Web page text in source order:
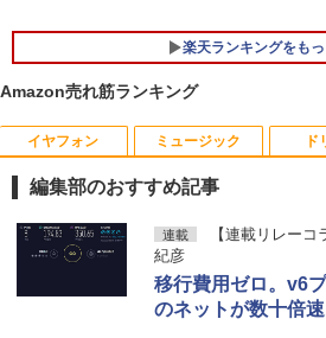
楽天ランキングをも
1
はだしのゲン（
庫コミック版） [
【中古】ギリシ
Amazon売れ筋ランキング
イヤフォン
Anker Soundcore
￥7,990
ミュージック
BRUCE WAYNE
[Explicit]
￥250
ド
by Amazon 天然水
富士山の天然水 バ
ウォーター ペット
ットル (Smart
薬屋のひとりごと
ンガンコミックス)
￥770
編集部のおすすめ記事
連載 【連載リレー
紀彦
移行費用ゼロ。v6
のネットが数十倍